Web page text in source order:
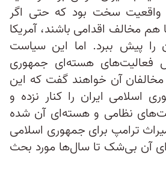
واقعیت سخت بود که حتی اگر
هم مخالف اقدامی باشند، آمریکا
‌را پیش ببرد. اما این سیاست
هسته‌ای جمهوری
مخالفان آن خواهند گفت که این
اسلامی ایران را کنار نزده و
نظامی و هسته‌ای آن شده
ترامپ برای جمهوری اسلامی
آن بی‌شک تا سال‌ها مورد بحث